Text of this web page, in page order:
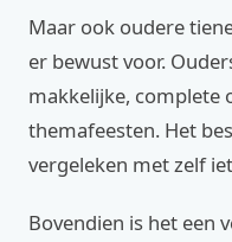
Maar ook oudere
er bewust voor.
makkelijke, complete
themafeesten. Het
vergeleken met zelf
Bovendien is het een